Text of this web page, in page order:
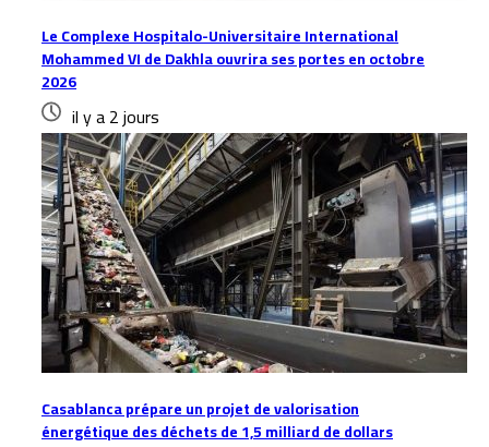
Le Complexe Hospitalo-Universitaire International
Mohammed VI de Dakhla ouvrira ses portes en octobre
2026
il y a 2 jours
Casablanca prépare un projet de valorisation
énergétique des déchets de 1,5 milliard de dollars